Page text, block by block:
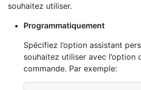
souhaitez utiliser.
Programmatiquement
Spécifiez l’option assistant
souhaitez utiliser avec l’option
commande. Par exemple: